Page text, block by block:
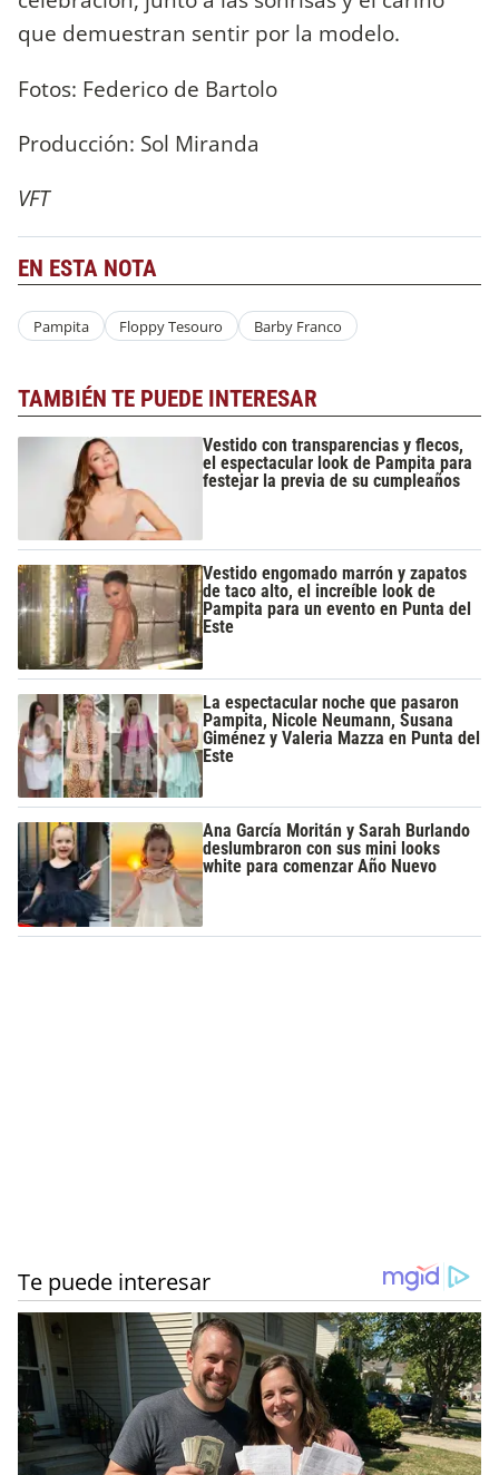
que demuestran sentir por la modelo.
Fotos: Federico de Bartolo
Producción: Sol Miranda
VFT
EN ESTA NOTA
Pampita Floppy Tesouro Barby Franco
TAMBIÉN TE PUEDE INTERESAR
Vestido con transparencias y flecos,
el espectacular look de Pampita para
festejar la previa de su cumpleaños
Vestido engomado marrón y zapatos
de taco alto, el increíble look de
Pampita para un evento en Punta del
Este
La espectacular noche que pasaron
Pampita, Nicole Neumann, Susana
Giménez y Valeria Mazza en Punta del
Este
Ana García Moritán y Sarah Burlando
deslumbraron con sus mini looks
white para comenzar Año Nuevo